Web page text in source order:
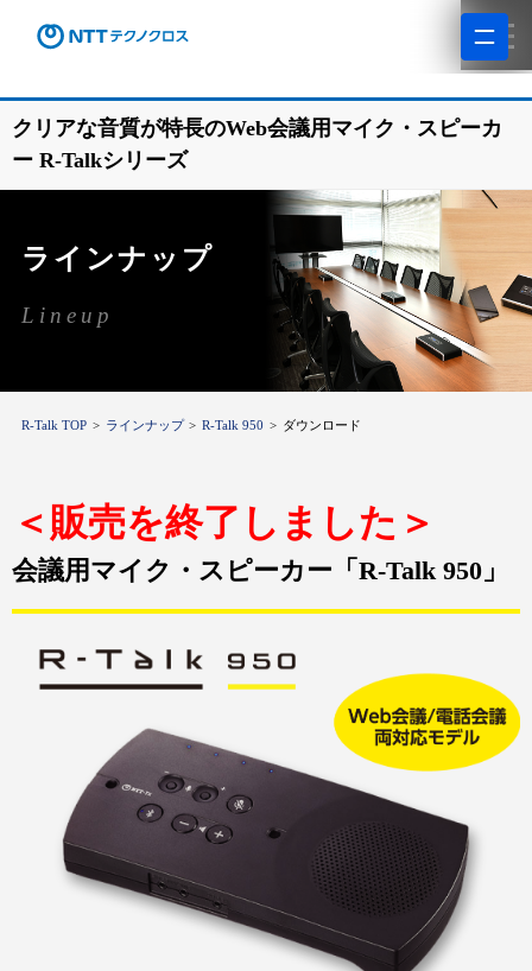
クリアな音質が特長のWeb会議用マイク・スピーカ
ー R-Talkシリーズ
ラインナップ
Lineup
R-Talk TOP ラインナップ R-Talk 950 ダウンロード
＜販売を終了しました＞
会議用マイク・スピーカー「R-Talk 950」